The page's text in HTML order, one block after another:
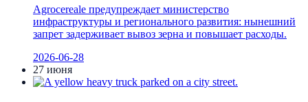
Agrocereale предупреждает министерство
инфраструктуры и регионального развития: нынешний
запрет задерживает вывоз зерна и повышает расходы.
2026-06-28
27 июня